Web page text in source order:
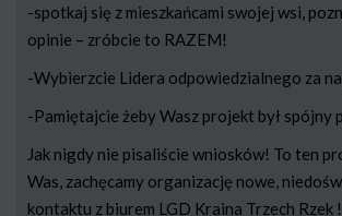
-spotkaj się z mieszkańcami swojej wsi,
opinie – zróbcie to RAZEM!
-Wybierzcie Lidera odpowiedzialnego za
-Pamiętajcie żeby Wasz projekt był spójny
Jak nigdy nie pisaliście wniosków! To ten
Was, zachęcamy organizację nowe,
kontaktu z biurem LGD Kraina Trzech Rzek